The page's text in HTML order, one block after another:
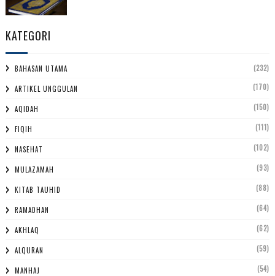
KATEGORI
BAHASAN UTAMA (232)
ARTIKEL UNGGULAN (170)
AQIDAH (150)
FIQIH (111)
NASEHAT (102)
MULAZAMAH (93)
KITAB TAUHID (88)
RAMADHAN (64)
AKHLAQ (62)
ALQURAN (59)
MANHAJ (54)